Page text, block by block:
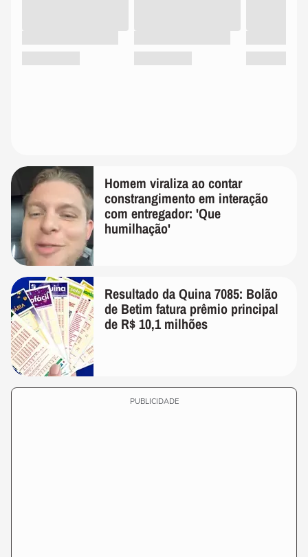
Homem viraliza ao contar
constrangimento em interação
com entregador: 'Que
humilhação'
Resultado da Quina 7085: Bolão
de Betim fatura prêmio principal
de R$ 10,1 milhões
PUBLICIDADE